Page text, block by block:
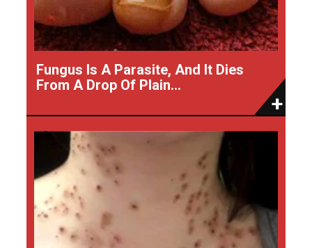
Fungus Is A Parasite, And It Dies
From A Drop Of Plain...